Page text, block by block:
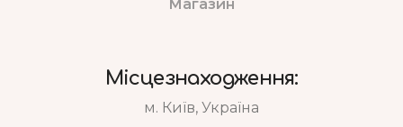
Магазин
Місцезнаходження:
м. Київ, Україна